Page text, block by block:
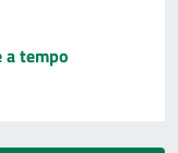
a tempo